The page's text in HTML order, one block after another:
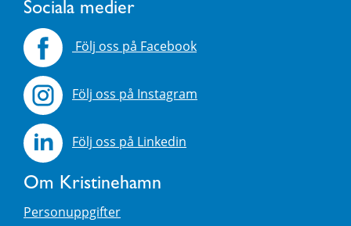
Sociala medier
Följ oss på Facebook
Följ oss på Instagram
Följ oss på Linkedin
Om Kristinehamn
Personuppgifter